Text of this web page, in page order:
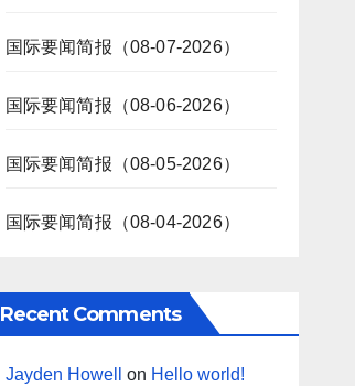
国际要闻简报（08-07-2026）
国际要闻简报（08-06-2026）
国际要闻简报（08-05-2026）
国际要闻简报（08-04-2026）
Recent Comments
Jayden Howell on Hello world!